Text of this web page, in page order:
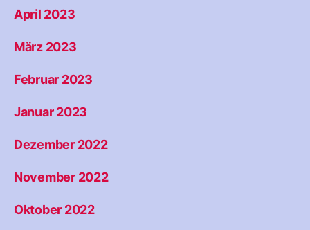
April 2023
März 2023
Februar 2023
Januar 2023
Dezember 2022
November 2022
Oktober 2022